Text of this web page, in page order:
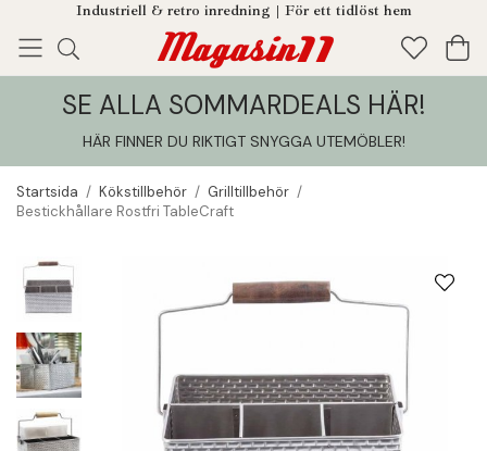
Industriell & retro inredning | För ett tidlöst hem
Enjoy! Tillagt i din varukorg
SE ALLA SOMMARDEALS HÄR!
HÄR FINNER DU RIKTIGT SNYGGA UTEMÖBLER!
Startsida / Kökstillbehör / Grilltillbehör /
Bestickhållare Rostfri TableCraft